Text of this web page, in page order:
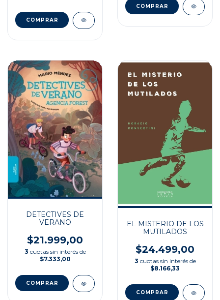
DETECTIVES DE
VERANO
$21.999,00
3 cuotas sin interés de
$7.333,00
EL MISTERIO DE LOS
MUTILADOS
$24.499,00
3 cuotas sin interés de
$8.166,33